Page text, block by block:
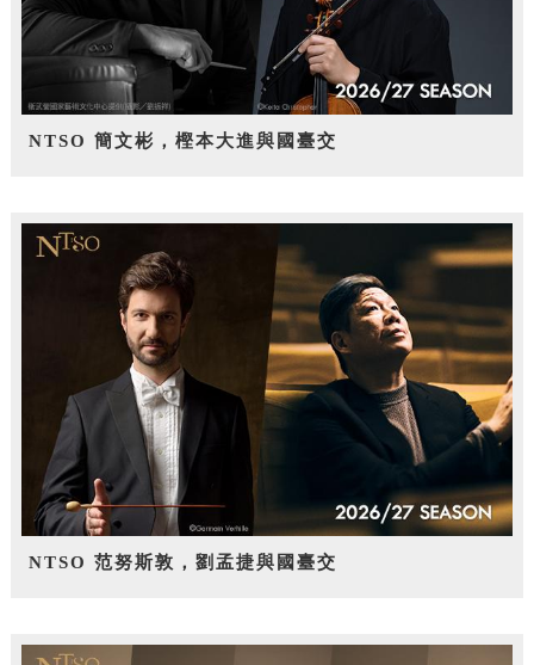
NTSO 簡文彬，樫本大進與國臺交
NTSO 范努斯敦，劉孟捷與國臺交